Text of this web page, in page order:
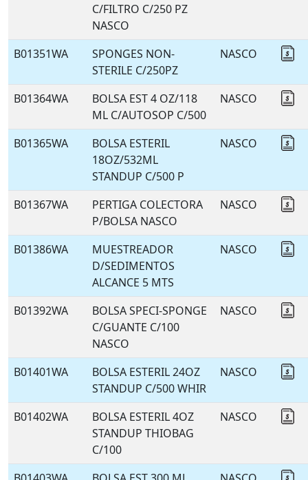
C/FILTRO C/250 PZ
NASCO
B01351WA
SPONGES NON-
STERILE C/250PZ
NASCO
B01364WA
BOLSA EST 4 OZ/118
ML C/AUTOSOP C/500
NASCO
B01365WA
BOLSA ESTERIL
18OZ/532ML
STANDUP C/500 P
NASCO
B01367WA
PERTIGA COLECTORA
P/BOLSA NASCO
NASCO
B01386WA
MUESTREADOR
D/SEDIMENTOS
ALCANCE 5 MTS
NASCO
B01392WA
BOLSA SPECI-SPONGE
C/GUANTE C/100
NASCO
NASCO
B01401WA
BOLSA ESTERIL 24OZ
STANDUP C/500 WHIR
NASCO
B01402WA
BOLSA ESTERIL 4OZ
STANDUP THIOBAG
C/100
NASCO